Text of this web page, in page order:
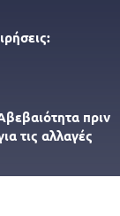
πριν
τις αλλαγές